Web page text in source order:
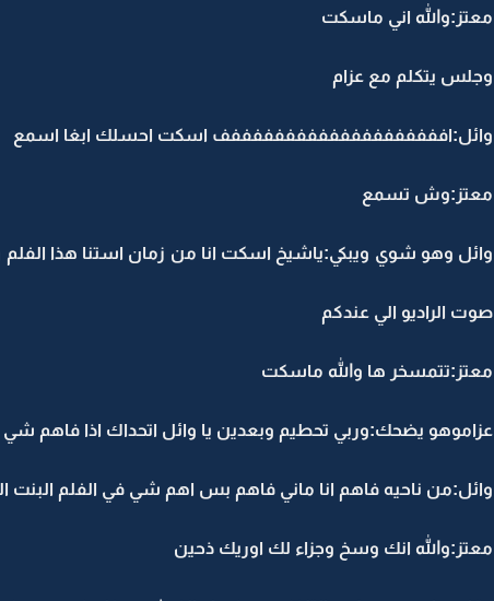
معتز:والله اني ماسكت
وجلس يتكلم مع عزام
وائل:اففففففففففففففففففففف اسكت احسلك ابغا اسمع
معتز:وش تسمع
وائل وهو شوي ويبكي:ياشيخ اسكت انا من زمان استنا هذا
صوت الراديو الي عندكم
معتز:تتمسخر ها والله ماسكت
عزاموهو يضحك:وربي تحطيم وبعدين يا وائل اتحداك اذا فاهم شي
وائل:من ناحيه فاهم انا ماني فاهم بس اهم شي في الفلم البنت
معتز:والله انك وسخ وجزاء لك اوريك ذحين